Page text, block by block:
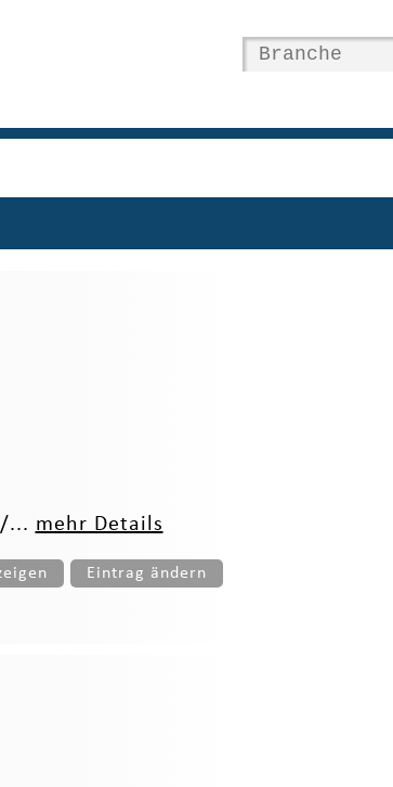
... mehr Details
Eintrag ändern